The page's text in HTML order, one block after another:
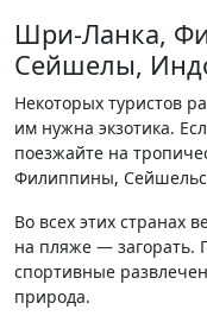
Шри-Ланка,
Сейшелы,
Некоторых туристов
им нужна экзотика.
поезжайте на
Филиппины,
Во всех этих странах
на пляже — загорать.
спортивные
природа.